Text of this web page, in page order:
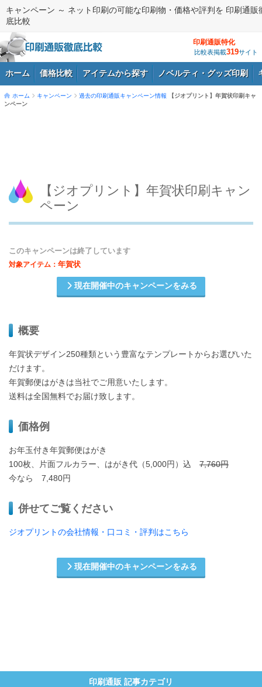
キャンペーン ～ ネット印刷の可能な印刷物・価格や評判を 印刷通販
底比較
印刷通販特化
比較表掲載319サイト
ホーム 価格比較 アイテムから探す ノベルティ・グッズ印刷
ホーム キャンペーン 過去の印刷通販キャンペーン情報
【ジオプリント】年賀状印刷キャ
ンペーン
【ジオプリント】年賀状印刷キャン
ペーン
このキャンペーンは終了しています
対象アイテム： 年賀状
現在開催中のキャンペーンをみる
概要
年賀状デザイン250種類という豊富なテンプレートからお選びいた
だけます。
年賀郵便はがきは当社でご用意いたします。
送料は全国無料でお届け致します。
価格例
お年玉付き年賀郵便はがき
100枚、片面フルカラー、はがき代（5,000円）込 7,760円
今なら 7,480円
併せてご覧ください
ジオプリントの会社情報・口コミ・評判はこちら
現在開催中のキャンペーンをみる
印刷通販 記事カテゴリ